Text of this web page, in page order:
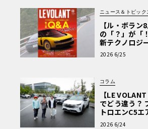
ニュース＆トピック
【ル・ボラン
の「？」が「
新テクノロジ
車Q&A」
2026 6/25
コラム
【LE
でどう違う？
トロエンC5エ
読者一気乗り
2026 6/24